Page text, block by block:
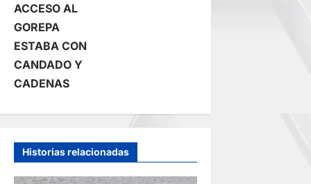
e
g
a
c
i
ó
ACCESO AL
GOREPA
ESTABA CON
CANDADO Y
CADENAS
Historias relacionadas